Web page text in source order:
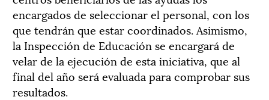
encargados de seleccionar el personal, con los
que tendrán que estar coordinados. Asimismo,
la Inspección de Educación se encargará de
velar de la ejecución de esta iniciativa, que al
final del año será evaluada para comprobar sus
resultados.